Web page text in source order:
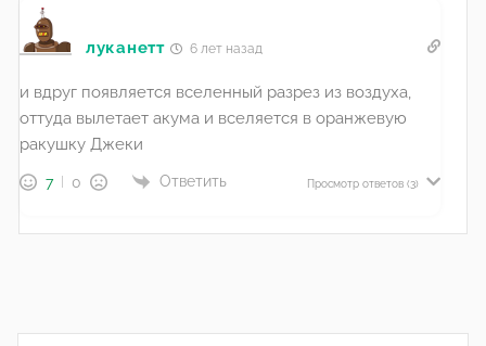
луканетт 6 лет назад
и вдруг появляется вселенный разрез из воздуха,
оттуда вылетает акума и вселяется в оранжевую
ракушку Джеки
7 0 Ответить Просмотр ответов (3)